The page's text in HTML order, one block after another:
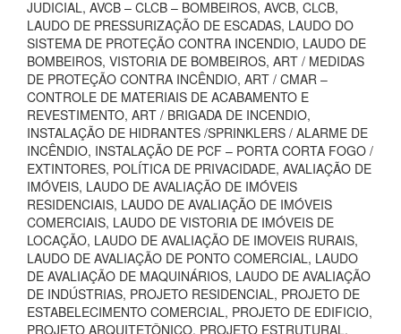
JUDICIAL, AVCB – CLCB – BOMBEIROS, AVCB, CLCB,
LAUDO DE PRESSURIZAÇÃO DE ESCADAS, LAUDO DO
SISTEMA DE PROTEÇÃO CONTRA INCENDIO, LAUDO DE
BOMBEIROS, VISTORIA DE BOMBEIROS, ART / MEDIDAS
DE PROTEÇÃO CONTRA INCÊNDIO, ART / CMAR –
CONTROLE DE MATERIAIS DE ACABAMENTO E
REVESTIMENTO, ART / BRIGADA DE INCENDIO,
INSTALAÇÃO DE HIDRANTES /SPRINKLERS / ALARME DE
INCÊNDIO, INSTALAÇÃO DE PCF – PORTA CORTA FOGO /
EXTINTORES, POLÍTICA DE PRIVACIDADE, AVALIAÇÃO DE
IMÓVEIS, LAUDO DE AVALIAÇÃO DE IMÓVEIS
RESIDENCIAIS, LAUDO DE AVALIAÇÃO DE IMÓVEIS
COMERCIAIS, LAUDO DE VISTORIA DE IMÓVEIS DE
LOCAÇÃO, LAUDO DE AVALIAÇÃO DE IMOVEIS RURAIS,
LAUDO DE AVALIAÇÃO DE PONTO COMERCIAL, LAUDO
DE AVALIAÇÃO DE MAQUINÁRIOS, LAUDO DE AVALIAÇÃO
DE INDÚSTRIAS, PROJETO RESIDENCIAL, PROJETO DE
ESTABELECIMENTO COMERCIAL, PROJETO DE EDIFICIO,
PROJETO ARQUITETÔNICO, PROJETO ESTRUTURAL,